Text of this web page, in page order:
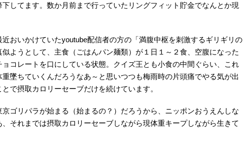
してます。数か月前まで行っていたリングフィット貯金でなんとか現
おいかけていたyoutube配信者の方の「満腹中枢を刺激するギリギリの
ようとして、主食（ごはんパン麺類）が１日１～２食、空腹になった
コレートを口にしている状態。クイズ王とも小食の中間ぐらい、これ
墜ちていくんだろうなあ～と思いつつも梅雨時の片頭痛でやる気が出
で摂取カロリーセーブだけを続けています。
ゴリパラが始まる（始まるの？）だろうから、ニッポンおうえんしな
それまでは摂取カロリーセーブしながら現体重キープしながら生きて